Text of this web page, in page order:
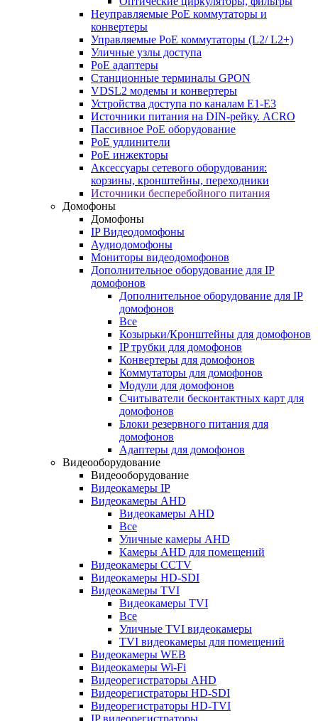
Неуправляемые PoE коммутаторы и
конвертеры
Управляемые PoE коммутаторы (L2/ L2+)
Уличные узлы доступа
PoE адаптеры
Станционные терминалы GPON
VDSL2 модемы и конвертеры
Устройства доступа по каналам E1-E3
Источники питания на DIN-рейку. ACRO
Пассивное PoE оборудование
PoE удлинители
PoE инжекторы
Аксессуары сетевого оборудования:
корзины, кронштейны, переходники
Источники бесперебойного питания
Домофоны
Домофоны
IP Видеодомофоны
Аудиодомофоны
Мониторы видеодомофонов
Дополнительное оборудование для IP
домофонов
Дополнительное оборудование для IP
домофонов
Все
Козырьки/Кронштейны для домофонов
IP трубки для домофонов
Конвертеры для домофонов
Коммутаторы для домофонов
Модули для домофонов
Считыватели бесконтактных карт для
домофонов
Блоки резервного питания для
домофонов
Адаптеры для домофонов
Видеооборудование
Видеооборудование
Видеокамеры IP
Видеокамеры AHD
Видеокамеры AHD
Все
Уличные камеры AHD
Камеры AHD для помещений
Видеокамеры CCTV
Видеокамеры HD-SDI
Видеокамеры TVI
Видеокамеры TVI
Все
Уличные TVI видеокамеры
TVI видеокамеры для помещений
Видеокамеры WEB
Видеокамеры Wi-Fi
Видеорегистраторы AHD
Видеорегистраторы HD-SDI
Видеорегистраторы HD-TVI
IP видеорегистраторы